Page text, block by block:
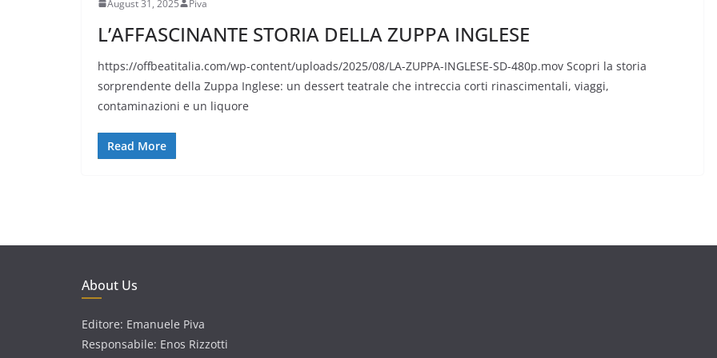
August 31, 2025 Piva
L’AFFASCINANTE STORIA DELLA ZUPPA INGLESE
https://offbeatitalia.com/wp-content/uploads/2025/08/LA-ZUPPA-INGLESE-SD-480p.mov Scopri la storia
sorprendente della Zuppa Inglese: un dessert teatrale che intreccia corti rinascimentali, viaggi,
contaminazioni e un liquore
Read More
About Us
Editore: Emanuele Piva
Responsabile: Enos Rizzotti